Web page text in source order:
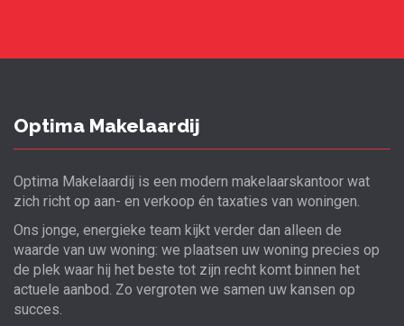
Optima Makelaardij
Optima Makelaardij is een modern makelaarskantoor wat
zich richt op aan- en verkoop én taxaties van woningen.
Ons jonge, energieke team kijkt verder dan alleen de
waarde van uw woning: we plaatsen uw woning precies op
de plek waar hij het beste tot zijn recht komt binnen het
actuele aanbod. Zo vergroten we samen uw kansen op
succes.